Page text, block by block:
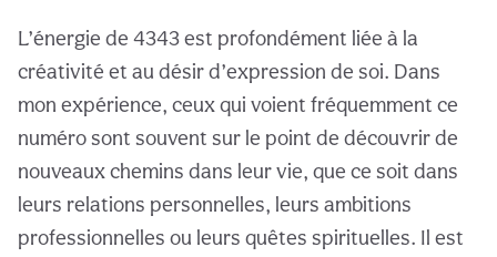
L’énergie de 4343 est profondément liée à la
créativité et au désir d’expression de soi. Dans
mon expérience, ceux qui voient fréquemment ce
numéro sont souvent sur le point de découvrir de
nouveaux chemins dans leur vie, que ce soit dans
leurs relations personnelles, leurs ambitions
professionnelles ou leurs quêtes spirituelles. Il est